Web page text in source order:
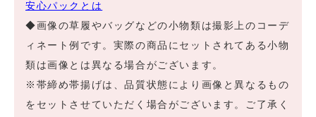
安心パックとは
◆画像の草履やバッグなどの小物類は撮影上のコーデ
ィネート例です。実際の商品にセットされてある小物
類は画像とは異なる場合がございます。
※帯締め帯揚げは、品質状態により画像と異なるもの
をセットさせていただく場合がございます。ご了承く